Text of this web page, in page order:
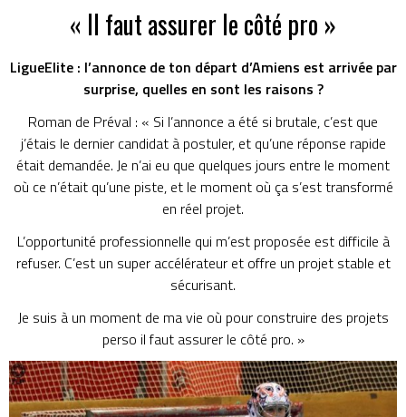
« Il faut assurer le côté pro »
LigueElite : l’annonce de ton départ d’Amiens est arrivée par
surprise, quelles en sont les raisons ?
Roman de Préval : « Si l’annonce a été si brutale, c’est que
j’étais le dernier candidat à postuler, et qu’une réponse rapide
était demandée. Je n’ai eu que quelques jours entre le moment
où ce n’était qu’une piste, et le moment où ça s’est transformé
en réel projet.
L’opportunité professionnelle qui m’est proposée est difficile à
refuser. C’est un super accélérateur et offre un projet stable et
sécurisant.
Je suis à un moment de ma vie où pour construire des projets
perso il faut assurer le côté pro. »